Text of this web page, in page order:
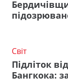
Світ
Підліток
Бангкока: